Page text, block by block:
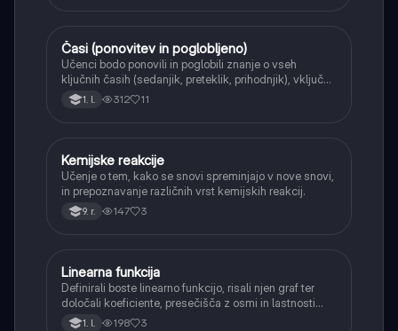
Angleščina
Časi (ponovitev in poglobljeno)
Učenci bodo ponovili in poglobili znanje o vseh
ključnih časih (sedanjik, preteklik, prihodnjik), vključno
s Perfect tenses (Present Perfect Continuous, Past
Perfect, Future Perfect) in njihovo uporabo.
1. l. 312 11
Naravoslovje
Kemijske reakcije
Učenje o tem, kako se snovi spreminjajo v nove snovi,
in prepoznavanje različnih vrst kemijskih reakcij.
9. r. 147 3
Matematika
Linearna funkcija
Definirali boste linearno funkcijo, risali njen graf ter
določali koeficiente, presečišča z osmi in lastnosti
(naraščanje/padanje).
1. l. 198 3